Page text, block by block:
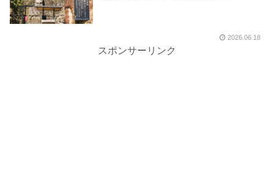
2026.06.18
スポンサーリンク